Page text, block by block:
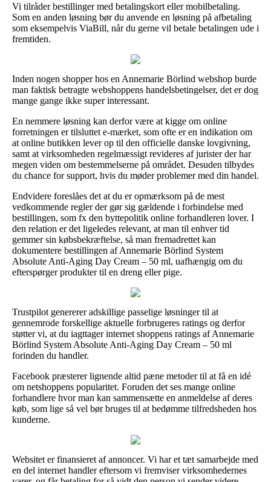
Vi tilråder bestillinger med betalingskort eller mobilbetaling.
Som en anden løsning bør du anvende en løsning på afbetaling
som eksempelvis ViaBill, når du gerne vil betale betalingen ude i
fremtiden.
Inden nogen shopper hos en Annemarie Börlind webshop burde
man faktisk betragte webshoppens handelsbetingelser, det er dog
mange gange ikke super interessant.
En nemmere løsning kan derfor være at kigge om online
forretningen er tilsluttet e-mærket, som ofte er en indikation om
at online butikken lever op til den officielle danske lovgivning,
samt at virksomheden regelmæssigt revideres af jurister der har
megen viden om bestemmelserne på området. Desuden tilbydes
du chance for support, hvis du møder problemer med din handel.
Endvidere foreslåes det at du er opmærksom på de mest
vedkommende regler der gør sig gældende i forbindelse med
bestillingen, som fx den byttepolitik online forhandleren lover. I
den relation er det ligeledes relevant, at man til enhver tid
gemmer sin købsbekræftelse, så man fremadrettet kan
dokumentere bestillingen af Annemarie Börlind System
Absolute Anti-Aging Day Cream – 50 ml, uafhængig om du
efterspørger produkter til en dreng eller pige.
Trustpilot genererer adskillige passelige løsninger til at
gennemrode forskellige aktuelle forbrugeres ratings og derfor
støtter vi, at du iagttager internet shoppens ratings af Annemarie
Börlind System Absolute Anti-Aging Day Cream – 50 ml
forinden du handler.
Facebook præsterer lignende altid pæne metoder til at få en idé
om netshoppens popularitet. Foruden det ses mange online
forhandlere hvor man kan sammensætte en anmeldelse af deres
køb, som lige så vel bør bruges til at bedømme tilfredsheden hos
kunderne.
Websitet er finansieret af annoncer. Vi har et tæt samarbejde med
en del internet handler eftersom vi fremviser virksomhedernes